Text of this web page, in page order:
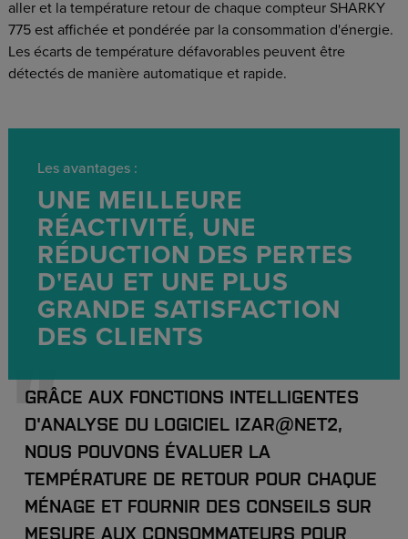
aller et la température retour de chaque compteur SHARKY
775 est affichée et pondérée par la consommation d'énergie.
Les écarts de température défavorables peuvent être
détectés de manière automatique et rapide.
Les avantages :
UNE MEILLEURE
RÉACTIVITÉ, UNE
RÉDUCTION DES PERTES
D'EAU ET UNE PLUS
GRANDE SATISFACTION
DES CLIENTS
GRÂCE AUX FONCTIONS INTELLIGENTES
D'ANALYSE DU LOGICIEL IZAR@NET2,
NOUS POUVONS ÉVALUER LA
TEMPÉRATURE DE RETOUR POUR CHAQUE
MÉNAGE ET FOURNIR DES CONSEILS SUR
MESURE AUX CONSOMMATEURS POUR